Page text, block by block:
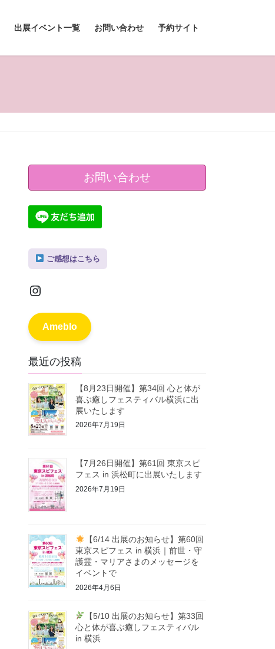
出展イベント一覧 お問い合わせ 予約サイト
お問い合わせ
ご感想はこちら
Instagram
Ameblo
最近の投稿
【8月23日開催】第34回 心と体が
喜ぶ癒しフェスティバル横浜に出
展いたします
2026年7月19日
【7月26日開催】第61回 東京スピ
フェス in 浜松町に出展いたします
2026年7月19日
【6/14 出展のお知らせ】第60回
東京スピフェス in 横浜｜前世・守
護霊・マリアさまのメッセージを
イベントで
2026年4月6日
【5/10 出展のお知らせ】第33回
心と体が喜ぶ癒しフェスティバル
in 横浜